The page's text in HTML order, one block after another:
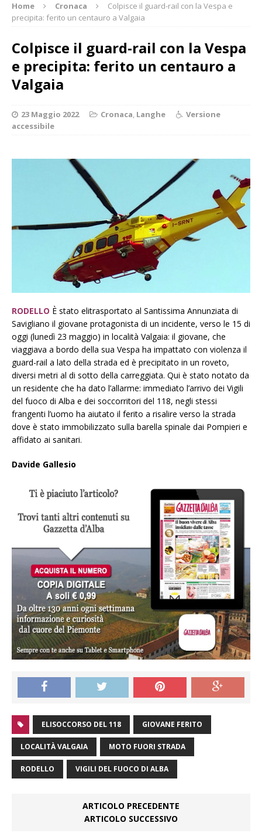
Home Cronaca
Colpisce il guard-rail con la Vespa e
precipita: ferito un centauro a Valgaia
Colpisce il guard-rail con la Vespa
e precipita: ferito un centauro a
Valgaia
23 Maggio 2022 Cronaca, Langhe
Versione
accessibile
RODELLO È stato elitrasportato al Santissima Annunziata di
Savigliano il giovane protagonista di un incidente, verso le 15 di
oggi (lunedì 23 maggio) in località Valgaia: il giovane, che
viaggiava a bordo della sua Vespa ha impattato con violenza il
guard-rail a lato della strada ed è precipitato in un roveto,
diversi metri al di sotto della carreggiata. Qui è stato notato da
un residente che ha dato l’allarme: immediato l’arrivo dei Vigili
del fuoco di Alba e dei soccorritori del 118, negli stessi
frangenti l’uomo ha aiutato il ferito a risalire verso la strada
dove è stato immobilizzato sulla barella spinale dai Pompieri e
affidato ai sanitari.
Davide Gallesio
ELISOCCORSO DEL 118 GIOVANE FERITO
LOCALITÀ VALGAIA MOTO FUORI STRADA
RODELLO VIGILI DEL FUOCO DI ALBA
ARTICOLO PRECEDENTE
ARTICOLO SUCCESSIVO